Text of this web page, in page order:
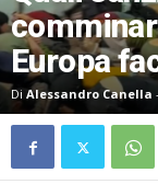
Europa
Di Alessandro Canella -